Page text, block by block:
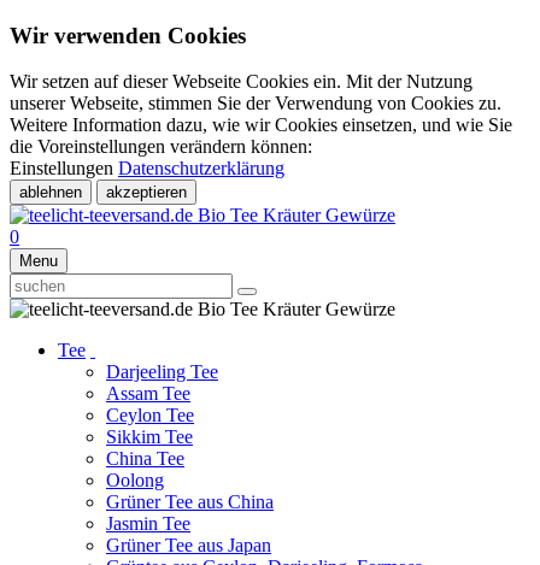
Wir verwenden Cookies
Wir setzen auf dieser Webseite Cookies ein. Mit der Nutzung
unserer Webseite, stimmen Sie der Verwendung von Cookies zu.
Weitere Information dazu, wie wir Cookies einsetzen, und wie Sie
die Voreinstellungen verändern können:
Einstellungen Datenschutzerklärung
ablehnen akzeptieren
0
Menu
Tee
Darjeeling Tee
Assam Tee
Ceylon Tee
Sikkim Tee
China Tee
Oolong
Grüner Tee aus China
Jasmin Tee
Grüner Tee aus Japan